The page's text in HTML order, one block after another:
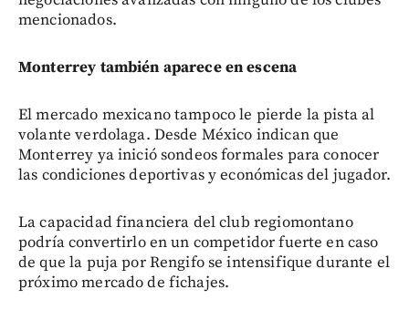
mencionados.
Monterrey también aparece en escena
El mercado mexicano tampoco le pierde la pista al
volante verdolaga. Desde México indican que
Monterrey ya inició sondeos formales para conocer
las condiciones deportivas y económicas del jugador.
La capacidad financiera del club regiomontano
podría convertirlo en un competidor fuerte en caso
de que la puja por Rengifo se intensifique durante el
próximo mercado de fichajes.